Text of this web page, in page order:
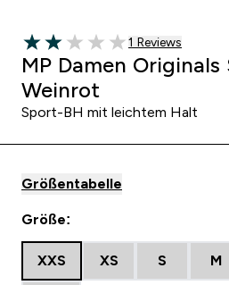
2 out of 5 stars
1 customer
1 Reviews
MP Damen
Weinrot
Sport-BH mit leichtem Halt
Größentabelle
Größe:
XXS XS S M